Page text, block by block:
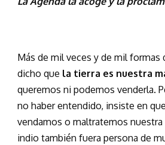
Más de mil veces y de mil
dicho que la tierra es nuestra
queremos ni podemos venderla.
no haber entendido, insiste en
vendamos o maltratemos
indio también fuera persona de